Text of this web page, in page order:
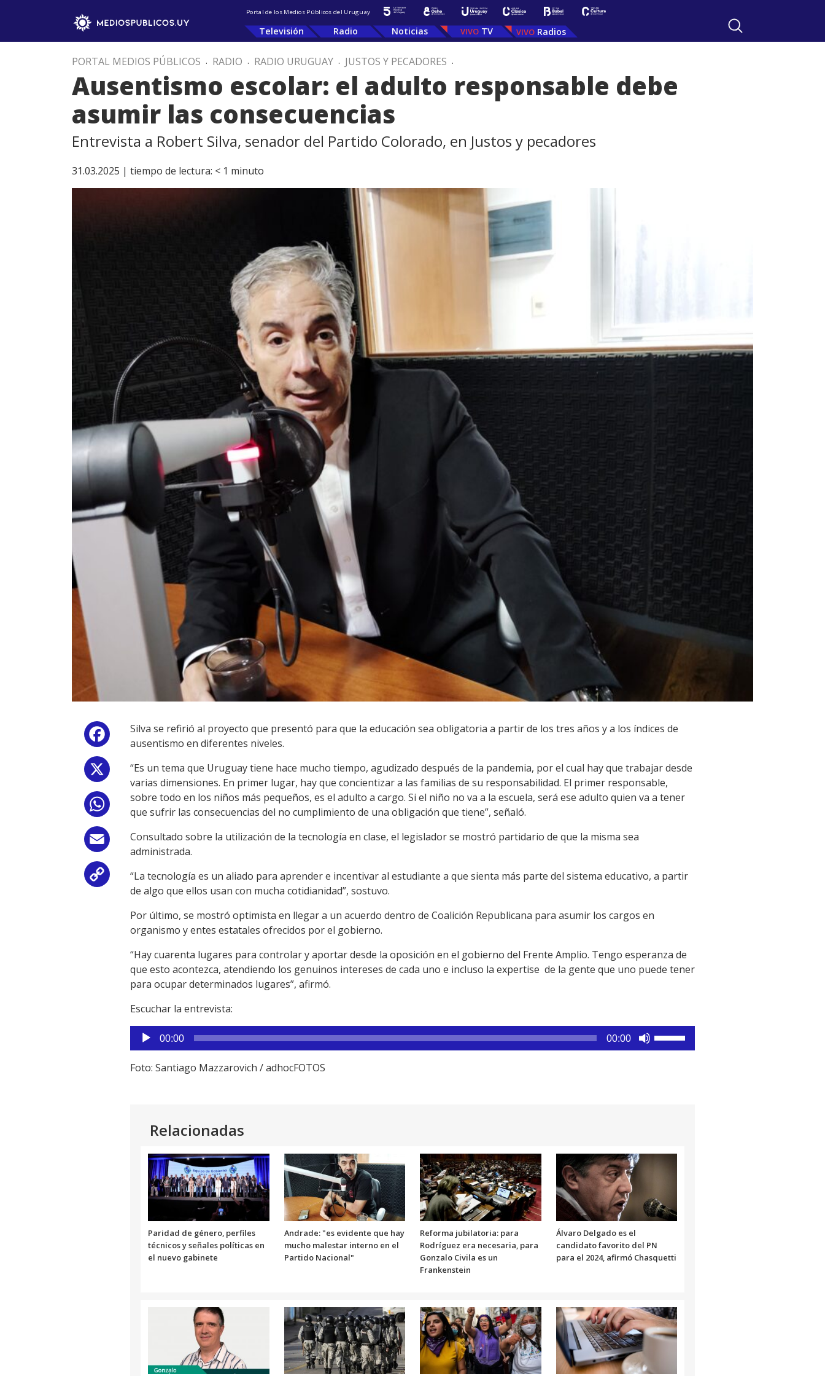
Portal de los Medios Públicos del Uruguay
Televisión Radio Noticias TV Radios
PORTAL MEDIOS PÚBLICOS . RADIO . RADIO URUGUAY . JUSTOS Y PECADORES .
Ausentismo escolar: el adulto responsable debe
asumir las consecuencias
Entrevista a Robert Silva, senador del Partido Colorado, en Justos y pecadores
31.03.2025 | tiempo de lectura: < 1 minuto
Facebook
Email
Copy
Silva se refirió al proyecto que presentó para que la educación sea obligatoria a partir de los tres años y a los índices de
ausentismo en diferentes niveles.
“Es un tema que Uruguay tiene hace mucho tiempo, agudizado después de la pandemia, por el cual hay que trabajar desde
varias dimensiones. En primer lugar, hay que concientizar a las familias de su responsabilidad. El primer responsable,
sobre todo en los niños más pequeños, es el adulto a cargo. Si el niño no va a la escuela, será ese adulto quien va a tener
que sufrir las consecuencias del no cumplimiento de una obligación que tiene”, señaló.
Consultado sobre la utilización de la tecnología en clase, el legislador se mostró partidario de que la misma sea
administrada.
“La tecnología es un aliado para aprender e incentivar al estudiante a que sienta más parte del sistema educativo, a partir
de algo que ellos usan con mucha cotidianidad”, sostuvo.
Por último, se mostró optimista en llegar a un acuerdo dentro de Coalición Republicana para asumir los cargos en
organismo y entes estatales ofrecidos por el gobierno.
“Hay cuarenta lugares para controlar y aportar desde la oposición en el gobierno del Frente Amplio. Tengo esperanza de
que esto acontezca, atendiendo los genuinos intereses de cada uno e incluso la expertise de la gente que uno puede tener
para ocupar determinados lugares”, afirmó.
Escuchar la entrevista:
Reproductor
de
audio
00:00 00:00
Foto: Santiago Mazzarovich / adhocFOTOS
Relacionadas
Paridad de género, perfiles
técnicos y señales políticas en
el nuevo gabinete
Andrade: "es evidente que hay
mucho malestar interno en el
Partido Nacional"
Reforma jubilatoria: para
Rodríguez era necesaria, para
Gonzalo Civila es un
Frankenstein
Álvaro Delgado es el
candidato favorito del PN
para el 2024, afirmó Chasquetti